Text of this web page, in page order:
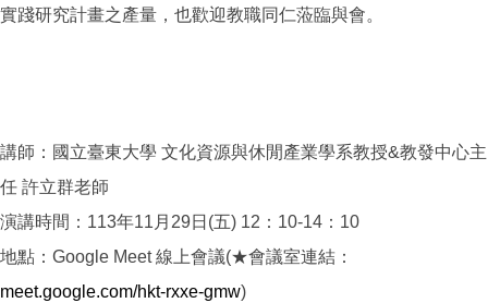
實踐研究計畫之產量，也歡迎教職同仁蒞臨與會。
講師：國立臺東大學 文化資源與休閒產業學系教授&教發中心主
任 許立群老師
演講時間：113年11月29日(五) 12：10-14：10
地點：Google Meet 線上會議(★會議室連結：
meet.google.com/hkt-rxxe-gmw)